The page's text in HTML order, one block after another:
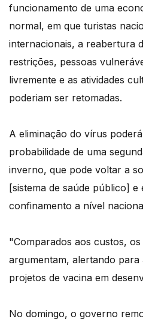
funcionamento de uma
normal, em que turistas
internacionais, a reabertura
restrições, pessoas
livremente e as atividades
poderiam ser retomadas.
A eliminação do vírus
probabilidade de uma
inverno, que pode voltar a
[sistema de saúde público] e
confinamento a nível
"Comparados aos custos,
argumentam, alertando
projetos de vacina em
No domingo, o governo